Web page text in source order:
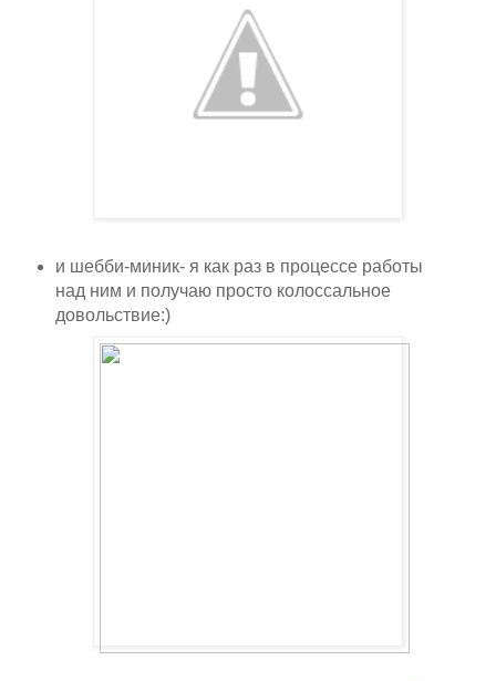
и шебби-миник- я как раз в процессе работы
над ним и получаю просто колоссальное
довольствие:)